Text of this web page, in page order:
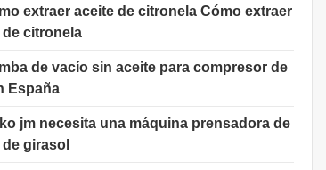
extraer aceite de citronela Cómo extraer
de citronela
de vacío sin aceite para compresor de
España
jm necesita una máquina prensadora de
girasol